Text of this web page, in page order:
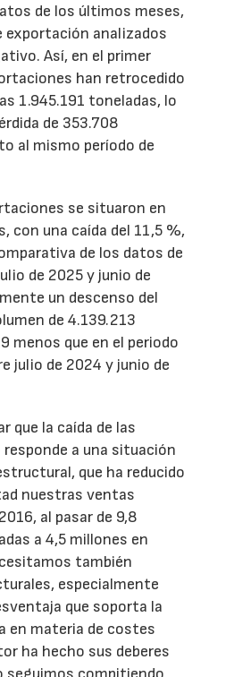
de los últimos meses,
exportación analizados
Así, en el primer
han retrocedido
1.945.191 toneladas, lo
de 353.708
al mismo período de
se situaron en
con una caída del 11,5 %,
de los datos de
de 2025 y junio de
un descenso del
de 4.139.213
menos que en el periodo
julio de 2024 y junio de
que la caída de las
a una situación
que ha reducido
nuestras ventas
al pasar de 9,8
a 4,5 millones en
también
especialmente
que soporta la
en materia de costes
ha hecho sus deberes